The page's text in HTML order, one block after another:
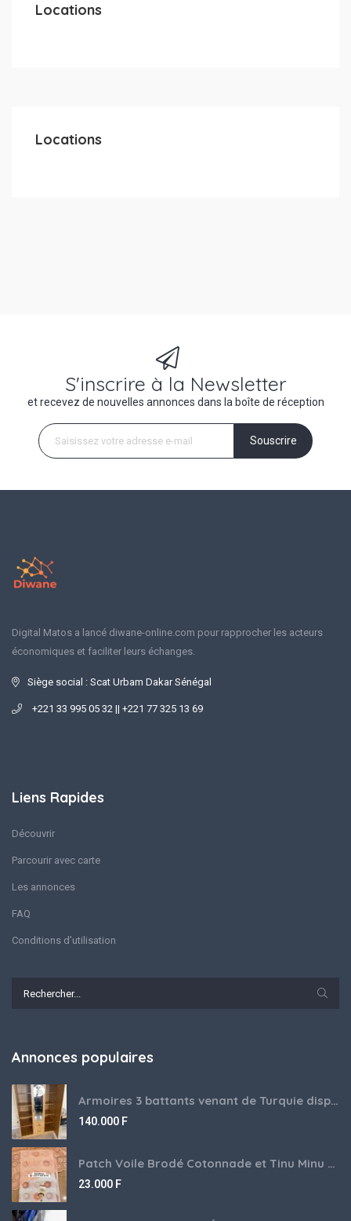
Locations
Locations
S'inscrire à la Newsletter
et recevez de nouvelles annonces dans la boîte de réception
Souscrire
Digital Matos a lancé diwane-online.com pour rapprocher les acteurs
économiques et faciliter leurs échanges.
Siège social : Scat Urbam Dakar Sénégal
+221 33 995 05 32 || +221 77 325 13 69
Liens Rapides
Découvrir
Parcourir avec carte
Les annonces
FAQ
Conditions d’utilisation
Annonces populaires
Armoires 3 battants venant de Turquie disponibles
140.000 F
Patch Voile Brodé Cotonnade et Tinu Minu de l’Inde ???????? ????
23.000 F